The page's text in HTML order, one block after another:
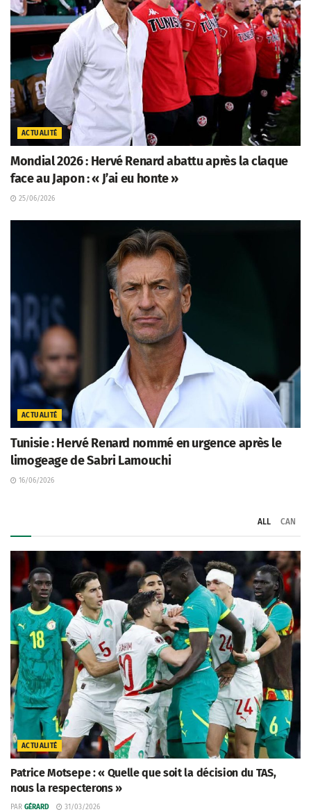
ACTUALITÉ
Mondial 2026 : Hervé Renard abattu après la claque
face au Japon : « J’ai eu honte »
25/06/2026
ACTUALITÉ
Tunisie : Hervé Renard nommé en urgence après le
limogeage de Sabri Lamouchi
16/06/2026
ALL CAN
ACTUALITÉ
Patrice Motsepe : « Quelle que soit la décision du TAS,
nous la respecterons »
PAR GÉRARD 31/03/2026